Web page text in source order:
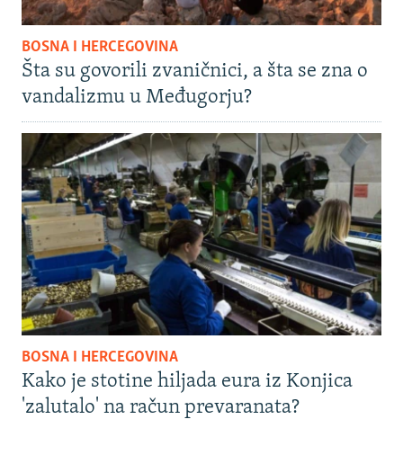
BOSNA I HERCEGOVINA
Šta su govorili zvaničnici, a šta se zna o
vandalizmu u Međugorju?
BOSNA I HERCEGOVINA
Kako je stotine hiljada eura iz Konjica
'zalutalo' na račun prevaranata?